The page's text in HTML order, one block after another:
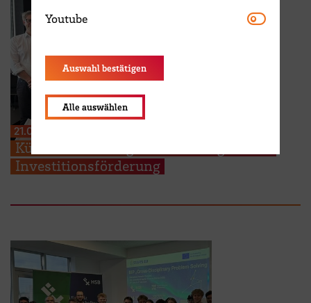
21.07.2026
Künstliche Intelligenz für die algerische
Investitionsförderung
Youtube Youtube
Auswahl bestätigen
Alle auswählen